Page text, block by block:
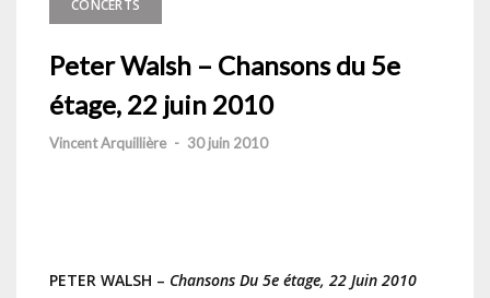
CONCERTS
Peter Walsh – Chansons du 5e
étage, 22 juin 2010
Vincent Arquillière - 30 juin 2010
PETER WALSH – Chansons Du 5e étage, 22 Juin 2010